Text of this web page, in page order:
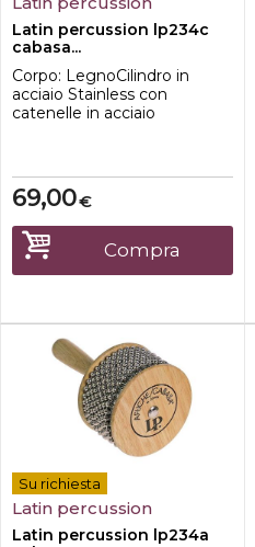
Latin percussion lp234c
cabasa...
Corpo: LegnoCilindro in
acciaio Stainless con
catenelle in acciaio
€
69,00
Compra
Su richiesta
Latin percussion
Latin percussion lp234a